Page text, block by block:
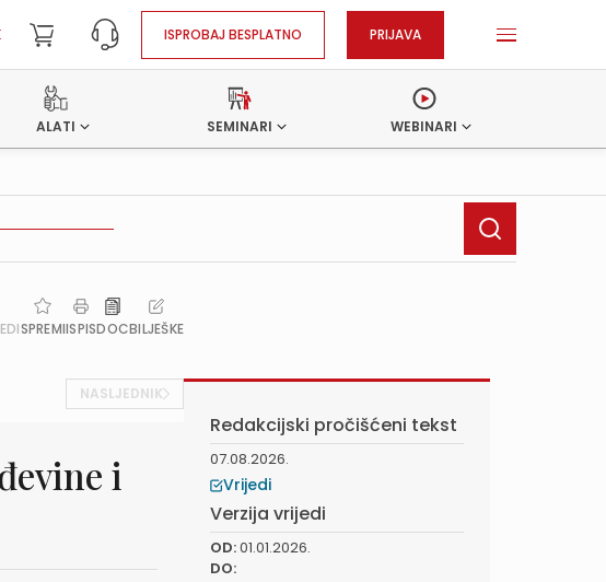
ISPROBAJ BESPLATNO PRIJAVA
ALATI SEMINARI WEBINARI
SPREMIISPISDOCBILJEŠKE
NASLJEDNIK
i
Redakcijski pročišćeni tekst
07.08.2026.
Vrijedi
Verzija vrijedi
OD:01.01.2026.
DO: